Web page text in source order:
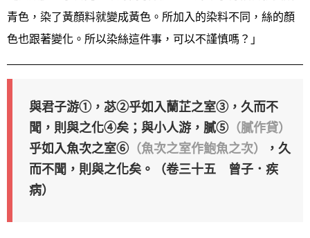
青色，染了黃顏料就變成黃色。所加入的染料不同，絲的顏
色也跟著變化。所以染絲這件事，可以不謹慎嗎？」
與君子游①，苾②乎如入蘭芷之室③，久而不
聞，則與之化④矣；與小人游，膩⑤ （膩作貸）
乎如入魚次之室⑥ （魚次之室作鮑魚之次）
，久
而不聞，則與之化矣。（卷三十五 曾子．疾
病）